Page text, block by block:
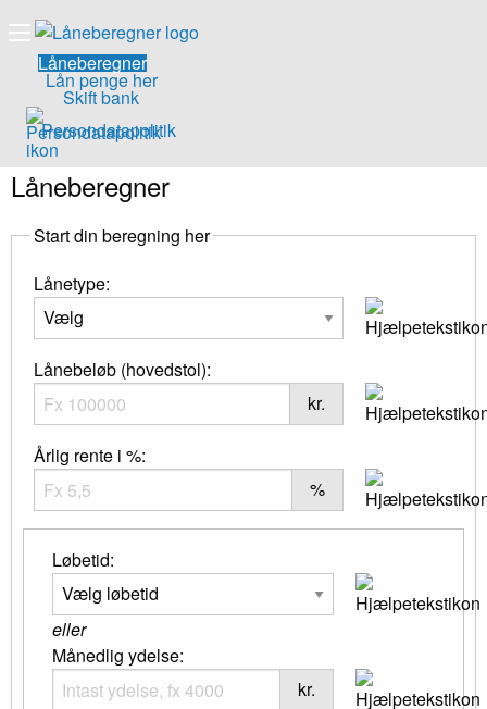
Låneberegner
Lån penge her
Skift bank
Persondatapolitik
Låneberegner
Start din beregning her
Lånetype:
Lånebeløb (hovedstol):
kr.
Årlig rente i %:
%
Løbetid:
eller
Månedlig ydelse:
kr.